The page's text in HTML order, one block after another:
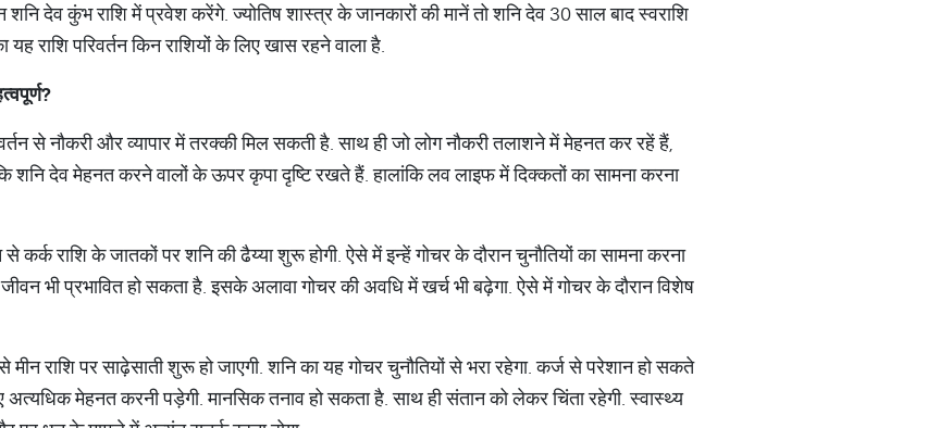
शनि देव कुंभ राशि में प्रवेश करेंगे. ज्योतिष शास्त्र के जानकारों की मानें तो शनि देव 30 साल बाद स्वराशि
राशि परिवर्तन किन राशियों के लिए खास रहने वाला है.
?
से नौकरी और व्यापार में तरक्की मिल सकती है. साथ ही जो लोग नौकरी तलाशने में मेहनत कर रहें हैं,
शनि देव मेहनत करने वालों के ऊपर कृपा दृष्टि रखते हैं. हालांकि लव लाइफ में दिक्कतों का सामना करना
से कर्क राशि के जातकों पर शनि की ढैय्या शुरू होगी. ऐसे में इन्हें गोचर के दौरान चुनौतियों का सामना करना
भी प्रभावित हो सकता है. इसके अलावा गोचर की अवधि में खर्च भी बढ़ेगा. ऐसे में गोचर के दौरान विशेष
मीन राशि पर साढ़ेसाती शुरू हो जाएगी. शनि का यह गोचर चुनौतियों से भरा रहेगा. कर्ज से परेशान हो सकते
अत्यधिक मेहनत करनी पड़ेगी. मानसिक तनाव हो सकता है. साथ ही संतान को लेकर चिंता रहेगी. स्वास्थ्य